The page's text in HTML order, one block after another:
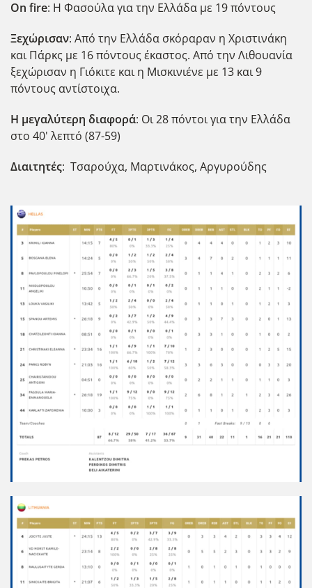
Οn fire: Η Φασούλα για την Ελλάδα με 19 πόντους
Ξεχώρισαν: Από την Ελλάδα σκόραραν η Χριστινάκη
και Πάρκς με 16 πόντους έκαστος. Από την Λιθουανία
ξεχώρισαν η Γιόκιτε και η Μισκινιένε με 13 και 9
πόντους αντίστοιχα.
Η μεγαλύτερη διαφορά: Οι 28 πόντοι για την Ελλάδα
στο 40' λεπτό (87-59)
Διαιτητές: Τσαρούχα, Μαρτινάκος, Αργυρούδης